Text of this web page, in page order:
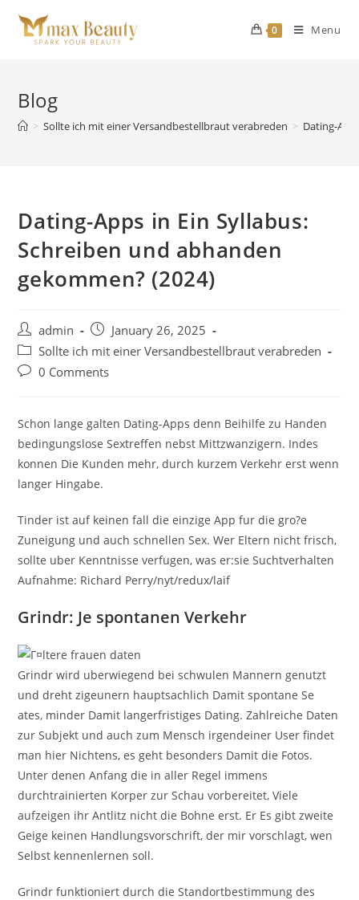
content
0 Menu
Blog
> Sollte ich mit einer Versandbestellbraut verabreden > Dating-
Dating-Apps in Ein Syllabus:
Schreiben und abhanden
gekommen? (2024)
Post
author:
admin
Post
published:
January 26, 2025
Post
category:
Sollte ich mit einer Versandbestellbraut verabreden
Post0 Comments
Schon lange galten Dating-Apps denn Beihilfe zu Handen
bedingungslose Sextreffen nebst Mittzwanzigern. Indes
konnen Die Kunden mehr, durch kurzem Verkehr erst wenn
langer Hingabe.
Tinder ist auf keinen fall die einzige App fur die gro?e
Zuneigung und auch schnellen Sex. Wer Eltern nicht frisch,
sollte uber Kenntnisse verfugen, was er:sie Suchtverhalten
Aufnahme: Richard Perry/nyt/redux/laif
Grindr: Je spontanen Verkehr
Grindr wird uberwiegend bei schwulen Mannern genutzt
und dreht zigeunern hauptsachlich Damit spontane Se
ates, minder Damit langerfristiges Dating. Zahlreiche Daten
zur Subjekt und auch zum Mensch irgendeiner User findet
man hier Nichtens, es geht besonders Damit die Fotos.
Unter denen Anfang die in aller Regel immens
durchtrainierten Korper zur Schau vorbereitet, Viele
aufzeigen ihr Antlitz nicht die Bohne erst. Er Es gibt zweite
Geige keinen Handlungsvorschrift, der mir vorschlagt, wen
Selbst kennenlernen soll.
Grindr funktioniert durch die Standortbestimmung des